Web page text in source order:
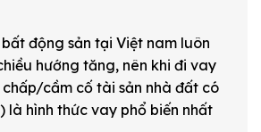
động sản tại Việt nam luôn
hướng tăng, nên khi đi vay
cầm cố tài sản nhà đất có
là hình thức vay phổ biến nhất